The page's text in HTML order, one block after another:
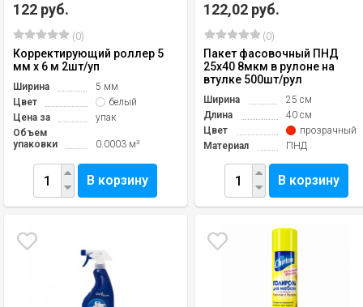
122 руб.
(0)
Корректирующий роллер 5
мм х 6 м 2шт/уп
Ширина
5 мм
Цвет
белый
Цена за
упак
Объем
упаковки
0.0003 м³
В корзину
122,02 руб.
(0)
Пакет фасовочный ПНД
25х40 8мкм в рулоне на
втулке 500шт/рул
Ширина
25 см
Длина
40 см
Цвет
прозрачный
Материал
ПНД
В корзину